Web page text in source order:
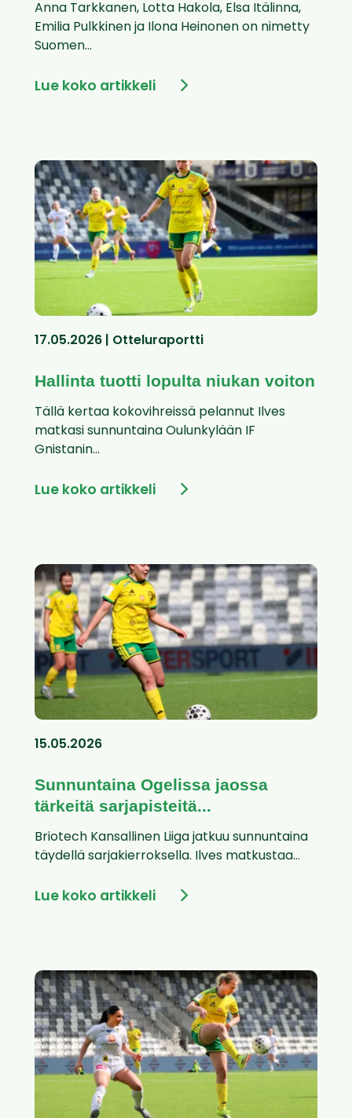
Anna Tarkkanen, Lotta Hakola, Elsa Itälinna,
Emilia Pulkkinen ja Ilona Heinonen on nimetty
Suomen...
Lue koko artikkeli
17.05.2026 | Otteluraportti
Hallinta tuotti lopulta niukan voiton
Tällä kertaa kokovihreissä pelannut Ilves
matkasi sunnuntaina Oulunkylään IF
Gnistanin...
Lue koko artikkeli
15.05.2026
Sunnuntaina Ogelissa jaossa
tärkeitä sarjapisteitä...
Briotech Kansallinen Liiga jatkuu sunnuntaina
täydellä sarjakierroksella. Ilves matkustaa...
Lue koko artikkeli